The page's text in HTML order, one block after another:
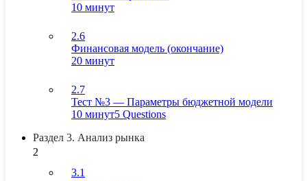
10 минут
2.6
Финансовая модель (окончание)
20 минут
2.7
Тест №3 — Параметры бюджетной модели
10 минут5 Questions
Раздел 3. Анализ рынка
2
3.1